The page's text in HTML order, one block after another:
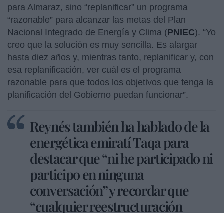
para Almaraz, sino “replanificar” un programa
“razonable” para alcanzar las metas del Plan
Nacional Integrado de Energía y Clima (PNIEC). “Yo
creo que la solución es muy sencilla. Es alargar
hasta diez años y, mientras tanto, replanificar y, con
esa replanificación, ver cuál es el programa
razonable para que todos los objetivos que tenga la
planificación del Gobierno puedan funcionar”.
Reynés también ha hablado de la
energética emiratí Taqa para
destacar que “ni he participado ni
participo en ninguna
conversación” y recordar que
“cualquier reestructuración